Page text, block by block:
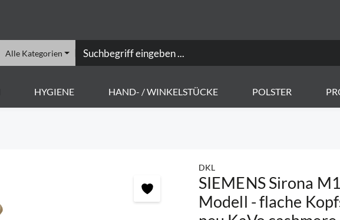
Alle Kategorien
HYGIENE HAND- / WINKELSTÜCKE POLSTER
DKL
SIEMENS Sirona
Modell - flache